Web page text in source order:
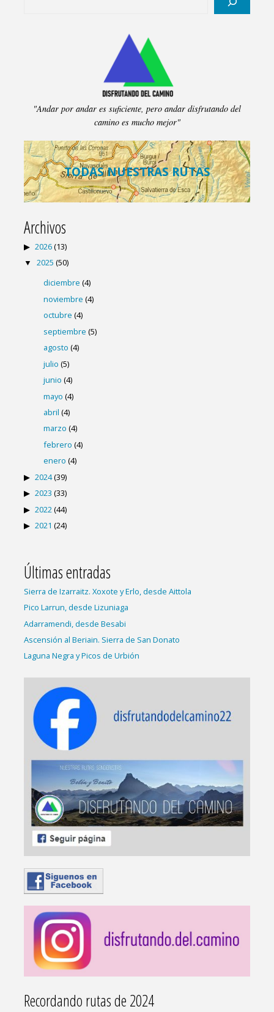
"Andar por andar es suficiente, pero andar disfrutando del
camino es mucho mejor"
TODAS NUESTRAS RUTAS
Archivos
2026(13)
2025 (50)
diciembre (4)
noviembre (4)
octubre (4)
septiembre (5)
agosto (4)
julio (5)
junio (4)
mayo (4)
abril (4)
marzo (4)
febrero (4)
enero (4)
2024(39)
2023 (33)
2022(44)
2021 (24)
Últimas entradas
Sierra de Izarraitz. Xoxote y Erlo, desde Aittola
Pico Larrun, desde Lizuniaga
Adarramendi, desde Besabi
Ascensión al Beriain. Sierra de San Donato
Laguna Negra y Picos de Urbión
Recordando rutas de 2024